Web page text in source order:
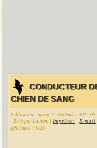
CONDUCTEUR
CHIEN DE SANG
Publication : mardi 15 September 2015
|Écrit par Laurent |Imprimer |E-mail
Affichages : 5126